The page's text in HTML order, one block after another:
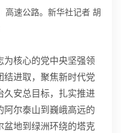
高速公路。新华社记者 胡
为核心的党中央坚强领
结进取，聚焦新时代党
久安总目标，扎实推进
尔泰山到巍峨高远的
盆地到绿洲环绕的塔克